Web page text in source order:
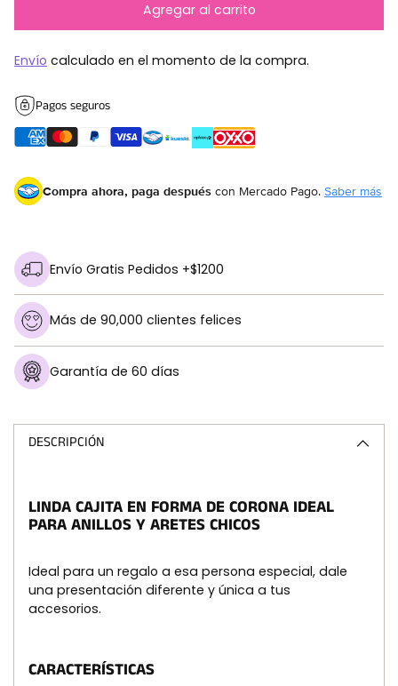
Agregar al carrito
Envío calculado en el momento de la compra.
Pagos seguros
Compra ahora, paga después con Mercado Pago. Saber más
Envío Gratis Pedidos +$1200
Más de 90,000 clientes felices
Garantía de 60 días
un
producto
cesta
DESCRIPCIÓN
LINDA CAJITA EN FORMA DE CORONA IDEAL
PARA ANILLOS Y ARETES CHICOS
Ideal para un regalo a esa persona especial, dale
una presentación diferente y única a tus
accesorios.
CARACTERÍSTICAS